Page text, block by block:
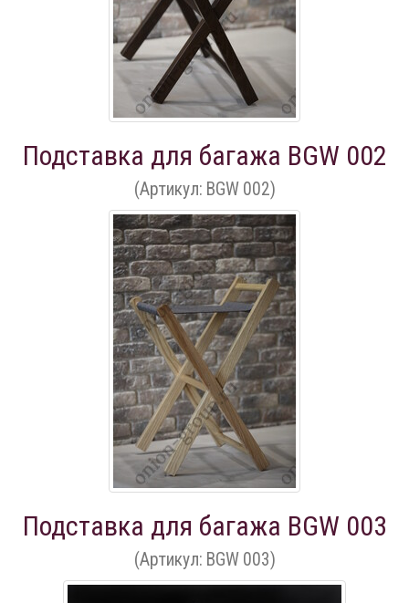
Подставка для багажа BGW 002
(Артикул: BGW 002)
Подставка для багажа BGW 003
(Артикул: BGW 003)